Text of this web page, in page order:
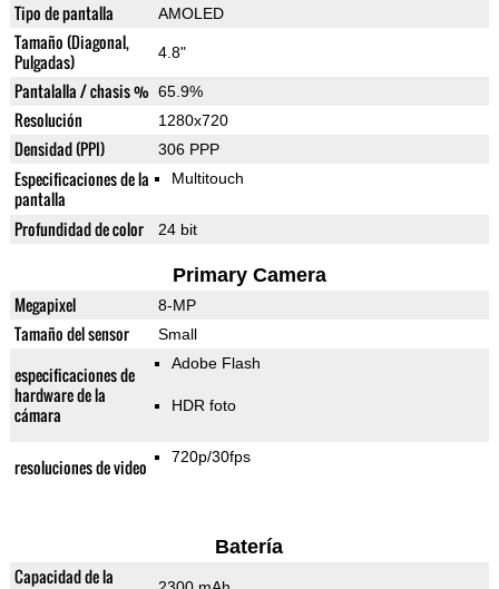
Tipo de pantalla AMOLED
Tamaño (Diagonal,
Pulgadas)
4.8"
Pantalalla / chasis % 65.9%
Resolución 1280x720
Densidad (PPI) 306 PPP
Especificaciones de la
pantalla
Multitouch
Profundidad de color 24 bit
Primary Camera
Megapixel 8-MP
Tamaño del sensor Small
especificaciones de
hardware de la
cámara
Adobe Flash
HDR foto
resoluciones de video 720p/30fps
Batería
Capacidad de la